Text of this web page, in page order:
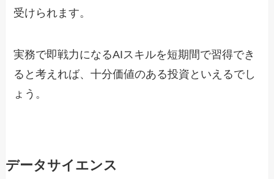
受けられます。
実務で即戦力になるAIスキルを短期間で習得でき
ると考えれば、十分価値のある投資といえるでし
ょう。
データサイエンス